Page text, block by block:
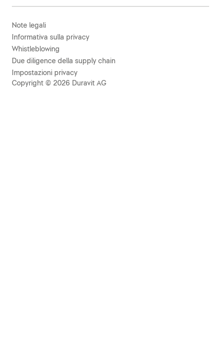
Note legali
Informativa sulla privacy
Whistleblowing
Due diligence della supply chain
Impostazioni privacy
Copyright © 2026 Duravit AG